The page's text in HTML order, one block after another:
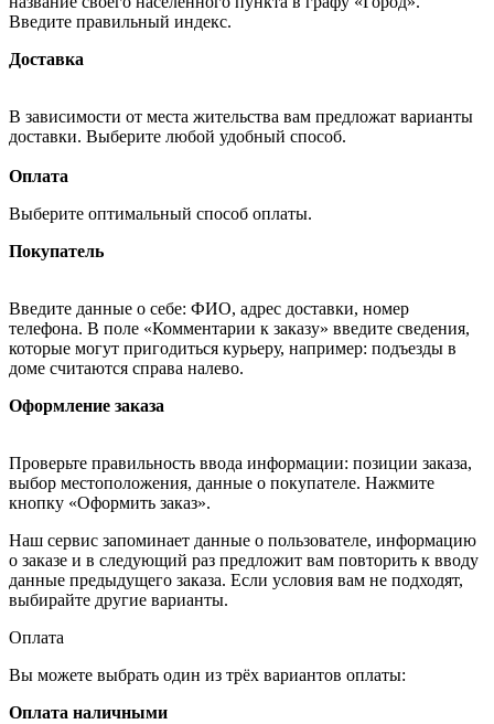
Введите правильный индекс.
Доставка
В зависимости от места жительства вам предложат варианты
доставки. Выберите любой удобный способ.
Оплата
Выберите оптимальный способ оплаты.
Покупатель
Введите данные о себе: ФИО, адрес доставки, номер
телефона. В поле «Комментарии к заказу» введите сведения,
которые могут пригодиться курьеру, например: подъезды в
доме считаются справа налево.
Оформление заказа
Проверьте правильность ввода информации: позиции заказа,
выбор местоположения, данные о покупателе. Нажмите
кнопку «Оформить заказ».
Наш сервис запоминает данные о пользователе, информацию
о заказе и в следующий раз предложит вам повторить к вводу
данные предыдущего заказа. Если условия вам не подходят,
выбирайте другие варианты.
Оплата
Вы можете выбрать один из трёх вариантов оплаты:
Оплата наличными